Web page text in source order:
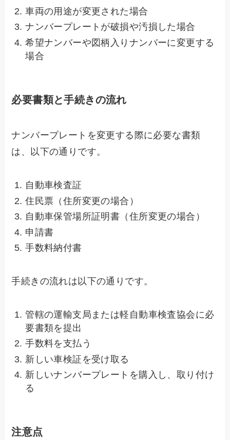
車両の用途が変更された場合
ナンバープレートが破損や汚損した場合
希望ナンバーや図柄入りナンバーに変更する
場合
必要書類と手続きの流れ
ナンバープレートを変更する際に必要な書類
は、以下の通りです。
自動車検査証
住民票（住所変更の場合）
自動車保管場所証明書（住所変更の場合）
申請書
手数料納付書
手続きの流れは以下の通りです。
管轄の運輸支局または軽自動車検査協会に必
要書類を提出
手数料を支払う
新しい車検証を受け取る
新しいナンバープレートを購入し、取り付け
る
注意点